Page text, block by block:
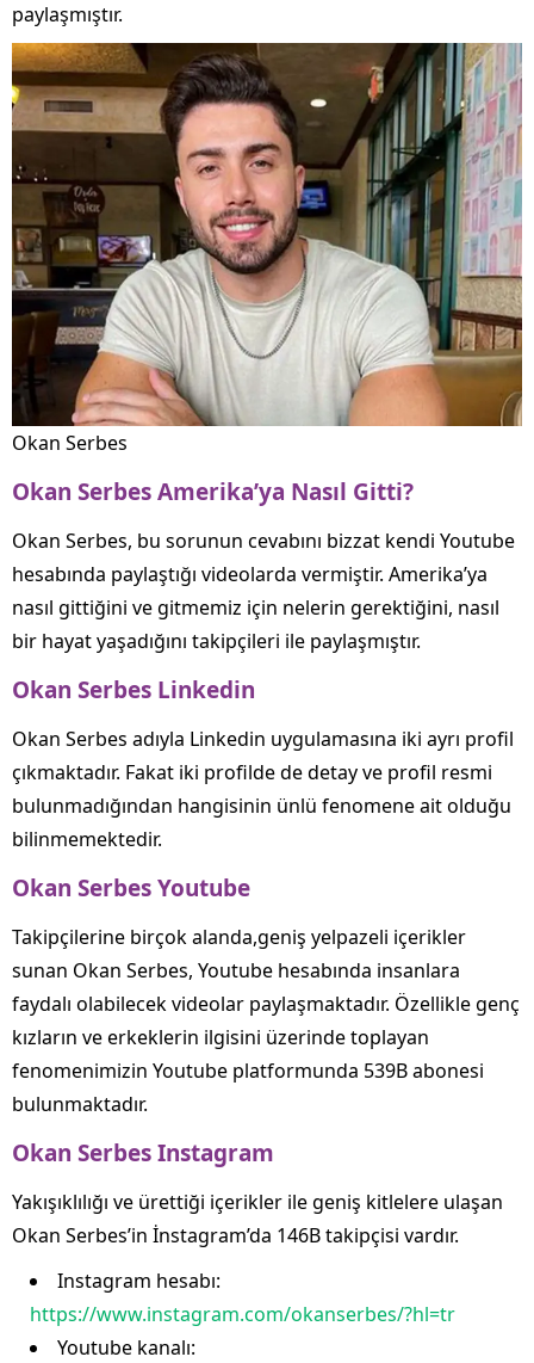
paylaşmıştır.
Okan Serbes
Okan Serbes Amerika’ya Nasıl Gitti?
Okan Serbes, bu sorunun cevabını bizzat kendi Youtube
hesabında paylaştığı videolarda vermiştir. Amerika’ya
nasıl gittiğini ve gitmemiz için nelerin gerektiğini, nasıl
bir hayat yaşadığını takipçileri ile paylaşmıştır.
Okan Serbes Linkedin
Okan Serbes adıyla Linkedin uygulamasına iki ayrı profil
çıkmaktadır. Fakat iki profilde de detay ve profil resmi
bulunmadığından hangisinin ünlü fenomene ait olduğu
bilinmemektedir.
Okan Serbes Youtube
Takipçilerine birçok alanda,geniş yelpazeli içerikler
sunan Okan Serbes, Youtube hesabında insanlara
faydalı olabilecek videolar paylaşmaktadır. Özellikle genç
kızların ve erkeklerin ilgisini üzerinde toplayan
fenomenimizin Youtube platformunda 539B abonesi
bulunmaktadır.
Okan Serbes Instagram
Yakışıklılığı ve ürettiği içerikler ile geniş kitlelere ulaşan
Okan Serbes’in İnstagram’da 146B takipçisi vardır.
Instagram hesabı:
https://www.instagram.com/okanserbes/?hl=tr
Youtube kanalı: